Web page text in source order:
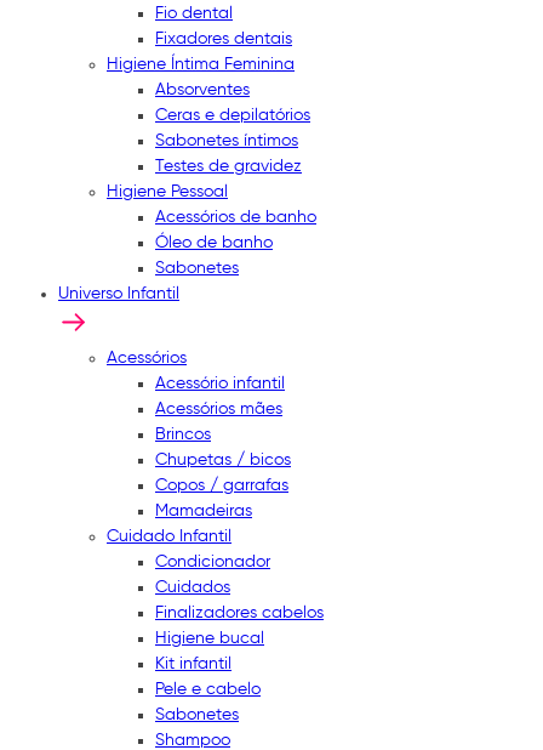
Fio dental
Fixadores dentais
Higiene Íntima Feminina
Absorventes
Ceras e depilatórios
Sabonetes íntimos
Testes de gravidez
Higiene Pessoal
Acessórios de banho
Óleo de banho
Sabonetes
Universo Infantil
Acessórios
Acessório infantil
Acessórios mães
Brincos
Chupetas / bicos
Copos / garrafas
Mamadeiras
Cuidado Infantil
Condicionador
Cuidados
Finalizadores cabelos
Higiene bucal
Kit infantil
Pele e cabelo
Sabonetes
Shampoo